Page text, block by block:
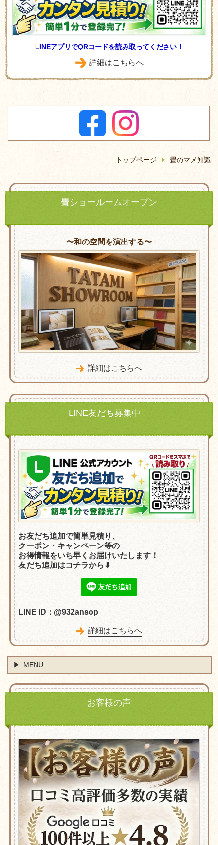
LINEアプリでQRコードを読み取ってください！
詳細はこちらへ
トップページ 畳のマメ知識
畳ショールームオープン
〜和の空間を演出する〜
詳細はこちらへ
LINE友だち募集中！
お友だち追加で簡単見積り、
クーポン・ キャンペーン等の
お得情報をいち早くお届けいたします！
友だち追加はコチラから⬇︎
LINE ID：@932ansop
詳細はこちらへ
MENU
お客様の声